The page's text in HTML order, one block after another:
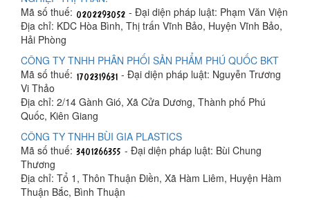
Mã số thuế:
- Đại diện pháp luật: Phạm Văn Viện
Địa chỉ: KDC Hòa Bình, Thị trấn Vĩnh Bảo, Huyện Vĩnh Bảo,
Hải Phòng
CÔNG TY TNHH PHÂN PHỐI SẢN PHẨM PHÚ QUỐC BKT
Mã số thuế:
- Đại diện pháp luật: Nguyễn Trương
Vi Thảo
Địa chỉ: 2/14 Gành Gió, Xã Cửa Dương, Thành phố Phú
Quốc, Kiên Giang
CÔNG TY TNHH BÙI GIA PLASTICS
Mã số thuế:
- Đại diện pháp luật: Bùi Chung
Thương
Địa chỉ: Tổ 1, Thôn Thuận Điền, Xã Hàm Liêm, Huyện Hàm
Thuận Bắc, Bình Thuận